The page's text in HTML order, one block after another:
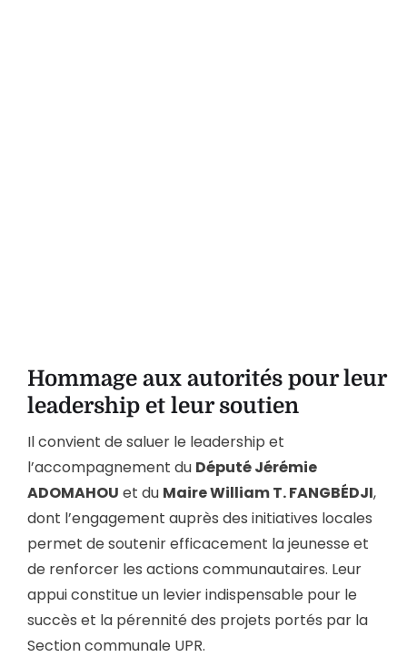
Hommage aux autorités pour leur
leadership et leur soutien
Il convient de saluer le leadership et
l’accompagnement du Député Jérémie
ADOMAHOU et du Maire William T. FANGBÉDJI,
dont l’engagement auprès des initiatives locales
permet de soutenir efficacement la jeunesse et
de renforcer les actions communautaires. Leur
appui constitue un levier indispensable pour le
succès et la pérennité des projets portés par la
Section communale UPR.